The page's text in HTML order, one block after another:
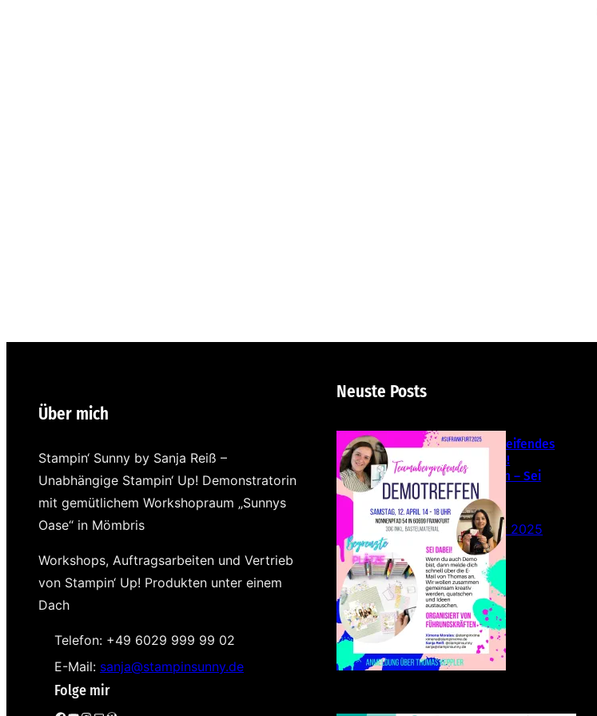
Über mich
Stampin‘ Sunny by Sanja Reiß –
Unabhängige Stampin‘ Up! Demonstratorin
mit gemütlichem Workshopraum „Sunnys
Oase“ in Mömbris
Workshops, Auftragsarbeiten und Vertrieb
von Stampin‘ Up! Produkten unter einem
Dach
Telefon: +49 6029 999 99 02
E-Mail: sanja@stampinsunny.de
Folge mir
Neuste Posts
Teamübergreifendes
Stampin‘ Up!
Demotreffen – Sei
dabei!
26. Februar 2025